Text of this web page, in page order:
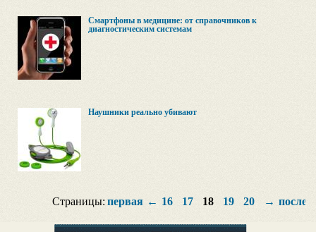
Смартфоны в медицине: от справочников к
диагностическим системам
Наушники реально убивают
Страницы: первая ← 16 17 18 19 20 →